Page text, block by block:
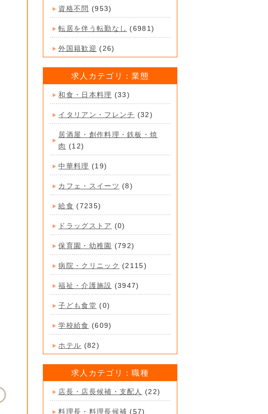
資格不問 (953)
転居を伴う転勤なし (6981)
外国籍歓迎 (26)
求人カテゴリ：業態
和食・日本料理 (33)
イタリアン・フレンチ (32)
居酒屋・創作料理・鉄板・焼
肉 (12)
中華料理 (19)
カフェ・スイーツ (8)
給食 (7235)
ドラッグストア (0)
保育園・幼稚園 (792)
病院・クリニック (2115)
福祉・介護施設 (3947)
子ども食堂 (0)
学校給食 (609)
ホテル (82)
求人カテゴリ：職種
店長・店長候補・支配人 (22)
料理長・料理長候補 (57)